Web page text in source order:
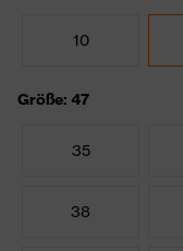
10
Größe: 47
35
38